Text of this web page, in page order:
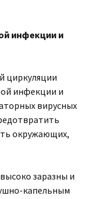
инфекции и
циркуляции
инфекции и
вирусных
окружающих,
заразны и
капельным